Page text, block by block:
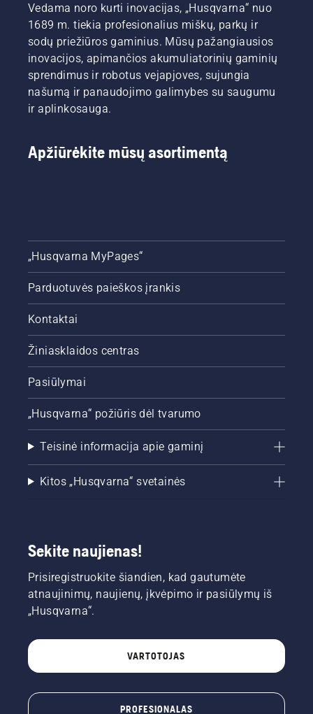
Vedama noro kurti inovacijas, „Husqvarna“ nuo
1689 m. tiekia profesionalius miškų, parkų ir
sodų priežiūros gaminius. Mūsų pažangiausios
inovacijos, apimančios akumuliatorinių gaminių
sprendimus ir robotus vejapjoves, sujungia
našumą ir panaudojimo galimybes su saugumu
ir aplinkosauga.
Apžiūrėkite mūsų asortimentą
„Husqvarna MyPages“
Parduotuvės paieškos įrankis
Kontaktai
Žiniasklaidos centras
Pasiūlymai
„Husqvarna“ požiūris dėl tvarumo
Teisinė informacija apie gaminį
Kitos „Husqvarna“ svetainės
Sekite naujienas!
Prisiregistruokite šiandien, kad gautumėte
atnaujinimų, naujienų, įkvėpimo ir pasiūlymų iš
„Husqvarna“.
VARTOTOJAS
PROFESIONALAS